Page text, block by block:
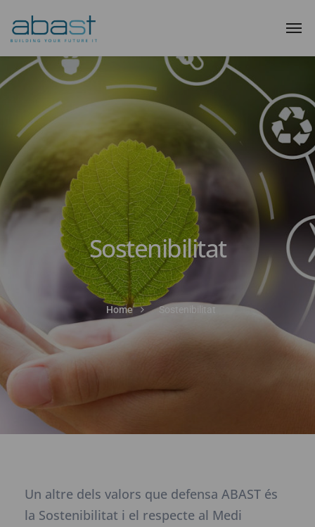
Sostenibilitat
Home Sostenibilitat
Un altre dels valors que defensa ABAST és
la Sostenibilitat i el respecte al Medi